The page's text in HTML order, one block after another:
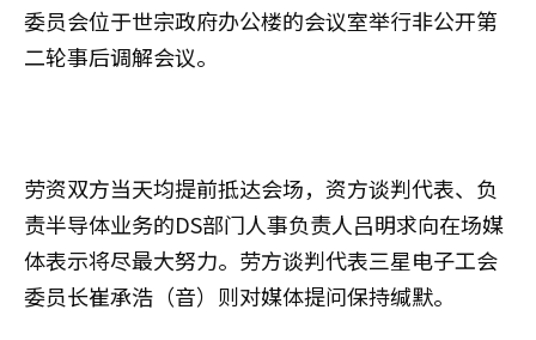
委员会位于世宗政府办公楼的会议室举行非公开第
二轮事后调解会议。
劳资双方当天均提前抵达会场，资方谈判代表、负
责半导体业务的DS部门人事负责人吕明求向在场媒
体表示将尽最大努力。劳方谈判代表三星电子工会
委员长崔承浩（音）则对媒体提问保持缄默。